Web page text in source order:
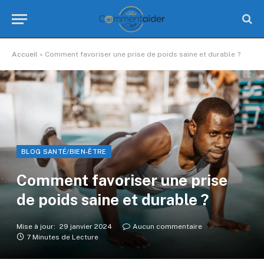
Accueil » Comment favoriser une prise de poids saine et durable ?
BLOG SANTÉ/BIEN-ÊTRE
Comment favoriser une prise
de poids saine et durable ?
Mise à jour: 29 janvier 2024
Aucun commentaire
7 Minutes de Lecture